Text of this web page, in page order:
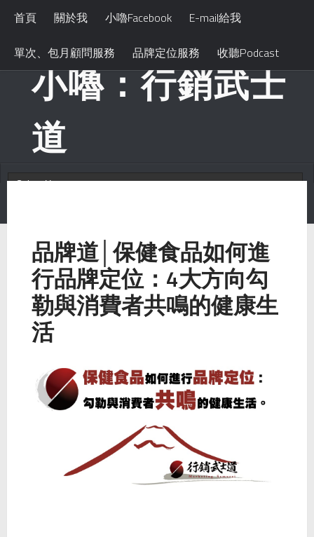
首頁 關於我 小嚕Facebook E-mail給我
單次、包月顧問服務 品牌定位服務 收聽Podcast
小嚕：行銷武士
道
品牌道│保健食品如何進
行品牌定位：4大方向勾
勒與消費者共鳴的健康生
活